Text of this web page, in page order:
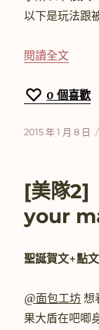
以下是玩法跟
閱讀全文〈[美
0 個喜歡
發
2015 年 1 月 8 日
[美隊2]
your
聖誕賀文+點文
@面包工坊 想
果大盾在吧唧